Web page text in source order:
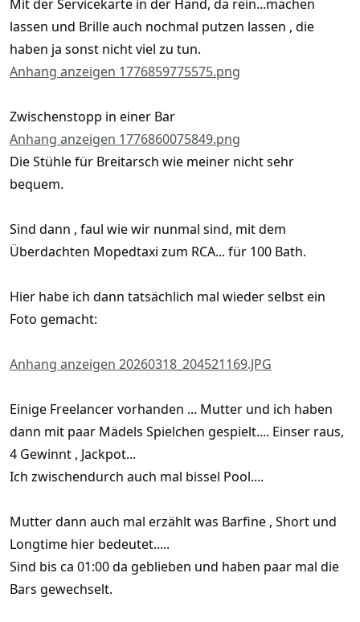
Mit der Servicekarte in der Hand, da rein...machen
lassen und Brille auch nochmal putzen lassen , die
haben ja sonst nicht viel zu tun.
Anhang anzeigen 1776859775575.png
Zwischenstopp in einer Bar
Anhang anzeigen 1776860075849.png
Die Stühle für Breitarsch wie meiner nicht sehr
bequem.
Sind dann , faul wie wir nunmal sind, mit dem
Überdachten Mopedtaxi zum RCA... für 100 Bath.
Hier habe ich dann tatsächlich mal wieder selbst ein
Foto gemacht:
Anhang anzeigen 20260318_204521169.JPG
Einige Freelancer vorhanden ... Mutter und ich haben
dann mit paar Mädels Spielchen gespielt.... Einser raus,
4 Gewinnt , Jackpot...
Ich zwischendurch auch mal bissel Pool....
Mutter dann auch mal erzählt was Barfine , Short und
Longtime hier bedeutet.....
Sind bis ca 01:00 da geblieben und haben paar mal die
Bars gewechselt.